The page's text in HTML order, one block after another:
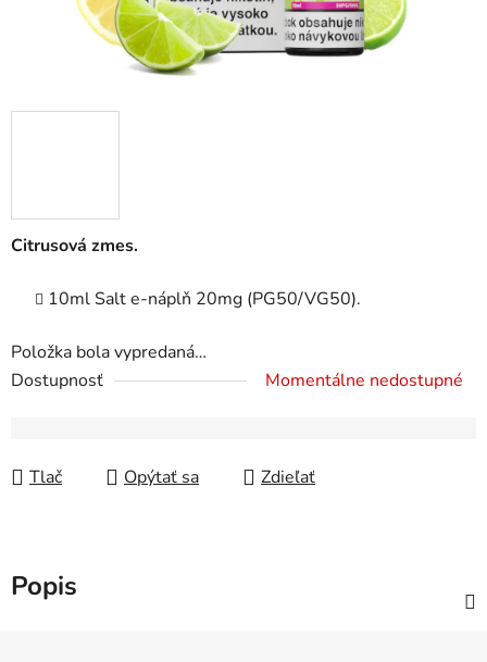
Citrusová zmes.
10ml Salt e-náplň 20mg (PG50/VG50).
Položka bola vypredaná…
Dostupnosť
Momentálne nedostupné
Tlač Opýtať sa Zdieľať
Popis